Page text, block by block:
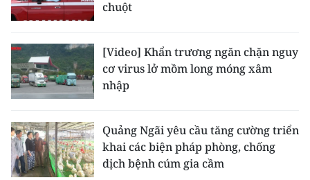
THẾ GIỚI
GIÁO DỤC
KHOA HỌC - CÔNG NGHỆ
MÔI TRƯỜNG
chuột
[Video] Khẩn trương ngăn chặn nguy
cơ virus lở mồm long móng xâm
nhập
Quảng Ngãi yêu cầu tăng cường triển
khai các biện pháp phòng, chống
dịch bệnh cúm gia cầm